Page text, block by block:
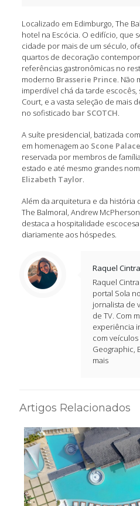
Localizado em Edimburgo, The
hotel na Escócia. O edifício, que
cidade por mais de um século,
quartos de decoração
referências gastronômicas no
moderno Brasserie Prince. Não
imperdível chá da tarde escocês,
Court, e a vasta seleção de mais
no sofisticado bar SCOTCH.
A suíte presidencial, batizada
em homenagem ao Scone Palace
reservada por membros de
estado e até mesmo grandes
Elizabeth Taylor.
Além da arquitetura e da história
The Balmoral, Andrew
destaca a hospitalidade
diariamente aos hóspedes.
Raquel
Raquel
portal Sola
jornalista de
de TV. Com
experiência
com
Geographic,
mais
Artigos Relacionados